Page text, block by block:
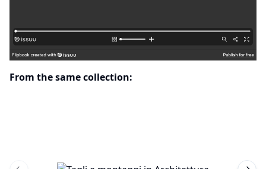
From the same collection: